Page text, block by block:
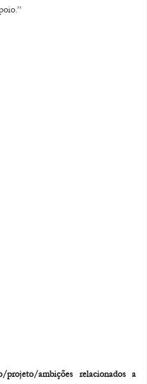
ambições relacionados a